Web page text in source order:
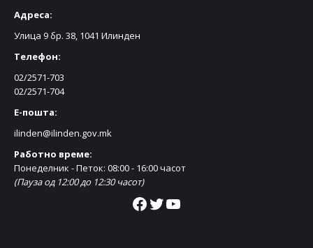
Адреса:
Улица 9 бр. 38, 1041 Илинден
Телефон:
02/2571-703
02/2571-704
Е-пошта:
ilinden@ilinden.gov.mk
Работно време:
Понеделник - Петок: 08:00 - 16:00 часот
(Пауза од 12:00 до 12:30 часот)
Facebook Twitter YouTube